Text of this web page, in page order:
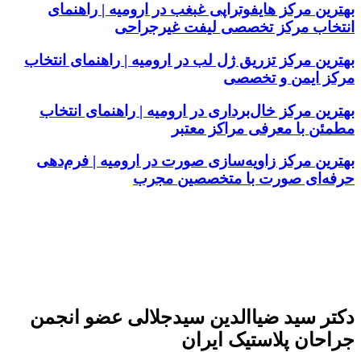
بهترین مرکز هایفوتراپی غبغب در ارومیه | راهنمای
انتخاب مرکز تخصصی لیفت غیرجراحی
بهترین مرکز تزریق ژل لب در ارومیه | راهنمای انتخاب
مرکز ایمن و تخصصی
بهترین مرکز خال‌برداری در ارومیه | راهنمای انتخاب
مطمئن با معرفی مراکز معتبر
بهترین مرکز زاویه‌سازی صورت در ارومیه | فرم‌دهی
حرفه‌ای صورت با متخصصین مجرب
دکتر سید ضیاالدین سیدجلالی عضو انجمن
جراحان پلاستیک ایران